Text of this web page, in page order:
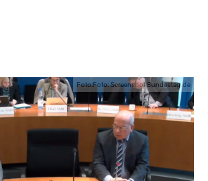
Foto:Foto: Screenshot Bundestag.de